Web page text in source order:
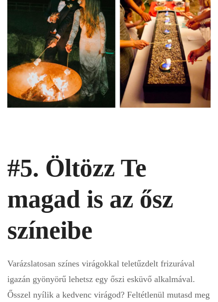
#5. Öltözz Te
magad is az ősz
színeibe
Varázslatosan színes virágokkal teletűzdelt frizurával
igazán gyönyörű lehetsz egy őszi esküvő alkalmával.
Ősszel nyílik a kedvenc virágod? Feltétlenül mutasd meg